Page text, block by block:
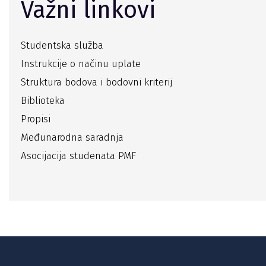
Važni linkovi
Studentska služba
Instrukcije o načinu uplate
Struktura bodova i bodovni kriterij
Biblioteka
Propisi
Međunarodna saradnja
Asocijacija studenata PMF